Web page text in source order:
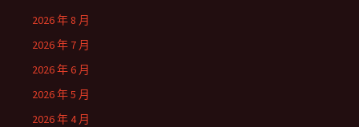
2026 年 8 月
2026 年 7 月
2026 年 6 月
2026 年 5 月
2026 年 4 月